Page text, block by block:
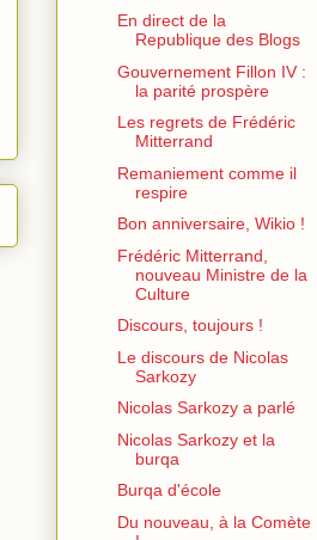
En direct de la
Republique des Blogs
Gouvernement Fillon IV :
la parité prospère
Les regrets de Frédéric
Mitterrand
Remaniement comme il
respire
Bon anniversaire, Wikio !
Frédéric Mitterrand,
nouveau Ministre de la
Culture
Discours, toujours !
Le discours de Nicolas
Sarkozy
Nicolas Sarkozy a parlé
Nicolas Sarkozy et la
burqa
Burqa d'école
Du nouveau, à la Comète